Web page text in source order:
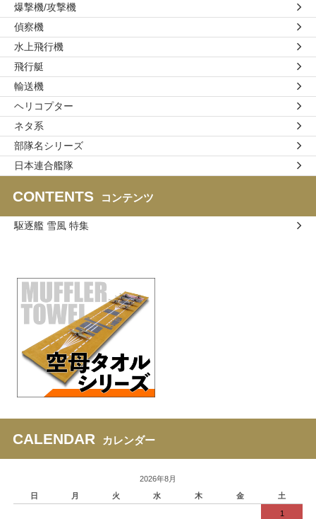
爆撃機/攻撃機
偵察機
水上飛行機
飛行艇
輸送機
ヘリコプター
ネタ系
部隊名シリーズ
日本連合艦隊
CONTENTS コンテンツ
駆逐艦 雪風 特集
CALENDAR カレンダー
2026年8月
日
月 火 水 木 金 土
1